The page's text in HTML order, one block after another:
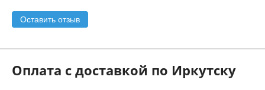
Оставить отзыв
Оплата с доставкой по Иркутску